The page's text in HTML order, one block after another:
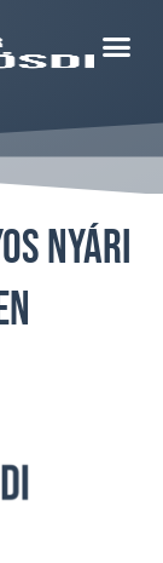
nyári